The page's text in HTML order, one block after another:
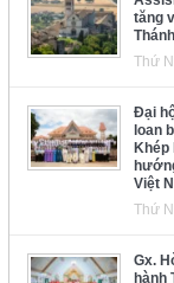
tăng
Thánh
Thứ
Đại
loan
Việt
Thứ
Gx.
hành